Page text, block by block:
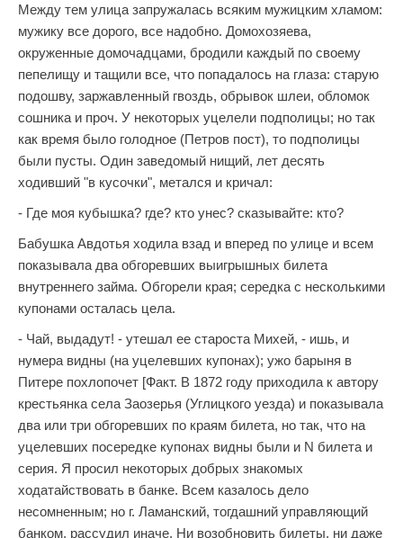
Между тем улица запружалась всяким мужицким хламом:
мужику все дорого, все надобно. Домохозяева,
окруженные домочадцами, бродили каждый по своему
пепелищу и тащили все, что попадалось на глаза: старую
подошву, заржавленный гвоздь, обрывок шлеи, обломок
сошника и проч. У некоторых уцелели подполицы; но так
как время было голодное (Петров пост), то подполицы
были пусты. Один заведомый нищий, лет десять
ходивший "в кусочки", метался и кричал:
- Где моя кубышка? где? кто унес? сказывайте: кто?
Бабушка Авдотья ходила взад и вперед по улице и всем
показывала два обгоревших выигрышных билета
внутреннего займа. Обгорели края; середка с несколькими
купонами осталась цела.
- Чай, выдадут! - утешал ее староста Михей, - ишь, и
нумера видны (на уцелевших купонах); ужо барыня в
Питере похлопочет [Факт. В 1872 году приходила к автору
крестьянка села Заозерья (Углицкого уезда) и показывала
два или три обгоревших по краям билета, но так, что на
уцелевших посередке купонах видны были и N билета и
серия. Я просил некоторых добрых знакомых
ходатайствовать в банке. Всем казалось дело
несомненным; но г. Ламанский, тогдашний управляющий
банком, рассудил иначе. Ни возобновить билеты, ни даже